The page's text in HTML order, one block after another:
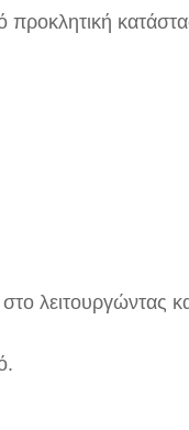
προκλητική
λειτουργώντας